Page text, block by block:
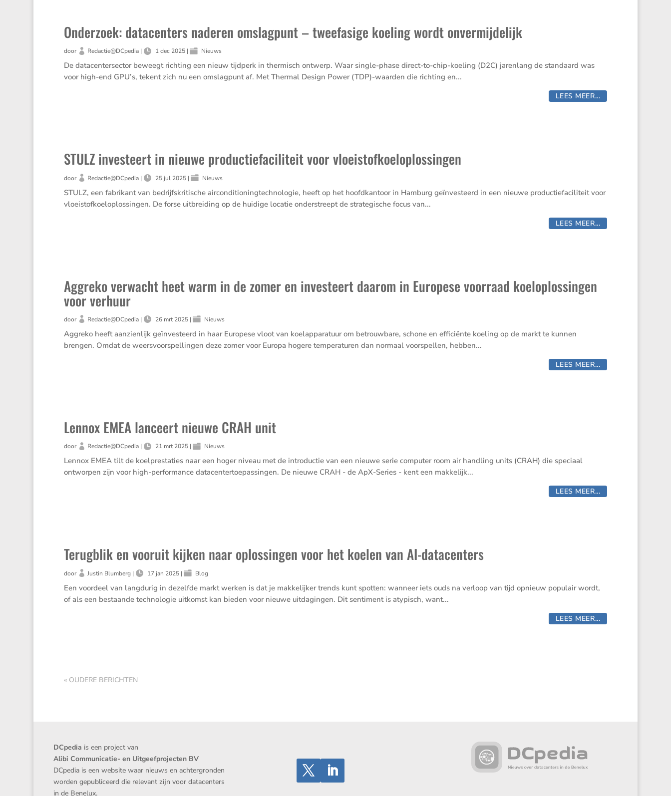
Onderzoek: datacenters naderen omslagpunt – tweefasige koeling wordt onvermijdelijk
door Redactie@DCpedia| 1 dec 2025| Nieuws
De datacentersector beweegt richting een nieuw tijdperk in thermisch ontwerp. Waar single-phase direct-to-chip-koeling (D2C) jarenlang de standaard was
voor high-end GPU’s, tekent zich nu een omslagpunt af. Met Thermal Design Power (TDP)-waarden die richting en...
LEES MEER...
STULZ investeert in nieuwe productiefaciliteit voor vloeistofkoeloplossingen
door Redactie@DCpedia| 25 jul 2025| Nieuws
STULZ, een fabrikant van bedrijfskritische airconditioningtechnologie, heeft op het hoofdkantoor in Hamburg geïnvesteerd in een nieuwe productiefaciliteit voor
vloeistofkoeloplossingen. De forse uitbreiding op de huidige locatie onderstreept de strategische focus van...
LEES MEER...
Aggreko verwacht heet warm in de zomer en investeert daarom in Europese voorraad koeloplossingen
voor verhuur
door Redactie@DCpedia| 26 mrt 2025| Nieuws
Aggreko heeft aanzienlijk geïnvesteerd in haar Europese vloot van koelapparatuur om betrouwbare, schone en efficiënte koeling op de markt te kunnen
brengen. Omdat de weersvoorspellingen deze zomer voor Europa hogere temperaturen dan normaal voorspellen, hebben...
LEES MEER...
Lennox EMEA lanceert nieuwe CRAH unit
door Redactie@DCpedia| 21 mrt 2025| Nieuws
Lennox EMEA tilt de koelprestaties naar een hoger niveau met de introductie van een nieuwe serie computer room air handling units (CRAH) die speciaal
ontworpen zijn voor high-performance datacentertoepassingen. De nieuwe CRAH - de ApX-Series - kent een makkelijk...
LEES MEER...
Terugblik en vooruit kijken naar oplossingen voor het koelen van AI-datacenters
door Justin Blumberg| 17 jan 2025| Blog
Een voordeel van langdurig in dezelfde markt werken is dat je makkelijker trends kunt spotten: wanneer iets ouds na verloop van tijd opnieuw populair wordt,
of als een bestaande technologie uitkomst kan bieden voor nieuwe uitdagingen. Dit sentiment is atypisch, want...
LEES MEER...
« OUDERE BERICHTEN
DCpedia is een project van
Alibi Communicatie- en Uitgeefprojecten BV
DCpedia is een website waar nieuws en achtergronden
worden gepubliceerd die relevant zijn voor datacenters
in de Benelux.